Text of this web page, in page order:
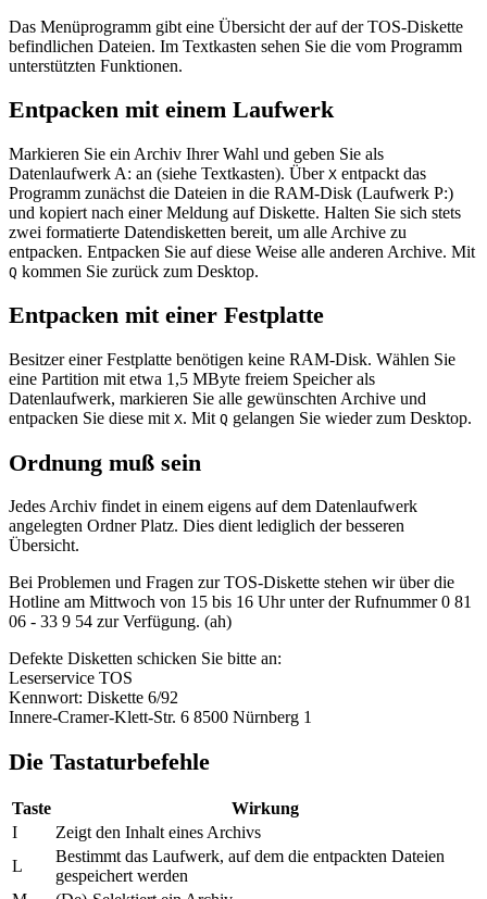
Das Menüprogramm gibt eine Übersicht der auf der TOS-Diskette
befindlichen Dateien. Im Textkasten sehen Sie die vom Programm
unterstützten Funktionen.
Entpacken mit einem Laufwerk
Markieren Sie ein Archiv Ihrer Wahl und geben Sie als
Datenlaufwerk A: an (siehe Textkasten). Über X entpackt das
Programm zunächst die Dateien in die RAM-Disk (Laufwerk P:)
und kopiert nach einer Meldung auf Diskette. Halten Sie sich stets
zwei formatierte Datendisketten bereit, um alle Archive zu
entpacken. Entpacken Sie auf diese Weise alle anderen Archive. Mit
Q kommen Sie zurück zum Desktop.
Entpacken mit einer Festplatte
Besitzer einer Festplatte benötigen keine RAM-Disk. Wählen Sie
eine Partition mit etwa 1,5 MByte freiem Speicher als
Datenlaufwerk, markieren Sie alle gewünschten Archive und
entpacken Sie diese mit X. Mit Q gelangen Sie wieder zum Desktop.
Ordnung muß sein
Jedes Archiv findet in einem eigens auf dem Datenlaufwerk
angelegten Ordner Platz. Dies dient lediglich der besseren
Übersicht.
Bei Problemen und Fragen zur TOS-Diskette stehen wir über die
Hotline am Mittwoch von 15 bis 16 Uhr unter der Rufnummer 0 81
06 - 33 9 54 zur Verfügung. (ah)
Defekte Disketten schicken Sie bitte an:
Leserservice TOS
Kennwort: Diskette 6/92
Innere-Cramer-Klett-Str. 6 8500 Nürnberg 1
Die Tastaturbefehle
Taste
Wirkung
I
Zeigt den Inhalt eines Archivs
L
Bestimmt das Laufwerk, auf dem die entpackten Dateien
gespeichert werden